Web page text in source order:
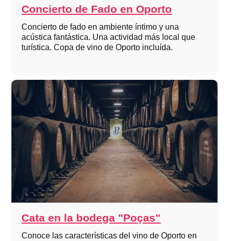
Concierto de Fado en Oporto
Concierto de fado en ambiente íntimo y una
acústica fantástica. Una actividad más local que
turística. Copa de vino de Oporto incluída.
Cata en la bodega "Poças"
Conoce las características del vino de Oporto en